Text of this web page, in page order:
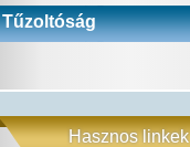
Tűzoltóság
Hasznos linkek